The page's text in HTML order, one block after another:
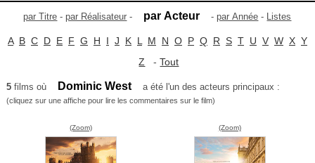
par Titre -par Réalisateur - par Acteur -par Année - Listes
A B C D E F G H I J K L M N O P Q R S T U V W X Y
Z -Tout
5films où Dominic West a été l'un des acteurs principaux :
(cliquez sur une affiche pour lire les commentaires sur le film)
(Zoom) (Zoom)